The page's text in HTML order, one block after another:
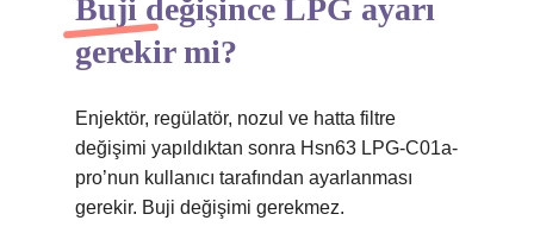
Buji değişince LPG ayarı
gerekir mi?
Enjektör, regülatör, nozul ve hatta filtre
değişimi yapıldıktan sonra Hsn63 LPG-C01a-
pro’nun kullanıcı tarafından ayarlanması
gerekir. Buji değişimi gerekmez.